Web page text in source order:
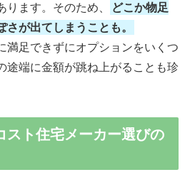
ます。そのため、
どこか物足
さが出てしまうことも。
満足できずにオプションをいくつ
途端に金額が跳ね上がることも珍
スト住宅メーカー選びの